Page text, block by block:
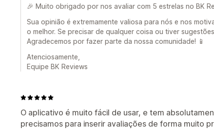
🎉 Muito obrigado por nos avaliar com 5 estrelas no BK
Sua opinião é extremamente valiosa para nós e nos
o melhor. Se precisar de qualquer coisa ou tiver
Agradecemos por fazer parte da nossa comunidade! 📱
Atenciosamente,
Equipe BK Reviews
O aplicativo é muito fácil de usar, e tem
precisamos para inserir avaliações de forma muito